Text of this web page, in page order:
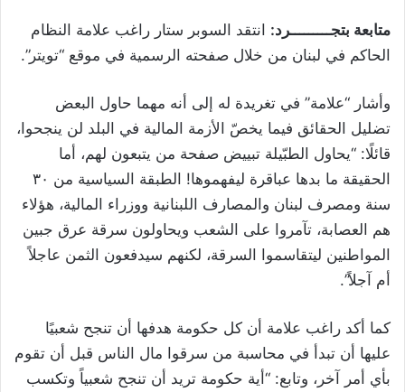
متابعة بتجـــــــــرد: انتقد السوبر ستار راغب علامة النظام
الحاكم في لبنان من خلال صفحته الرسمية في موقع “تويتر”.
وأشار “علامة” في تغريدة له إلى أنه مهما حاول البعض
تضليل الحقائق فيما يخصّ الأزمة المالية في البلد لن ينجحوا،
قائلًا: “يحاول الطبّيلة تبييض صفحة من يتبعون لهم، أما
الحقيقة ما بدها عباقرة ليفهموها! الطبقة السياسية من ٣٠
سنة ومصرف لبنان والمصارف اللبنانية ووزراء المالية، هؤلاء
هم العصابة، تآمروا على الشعب ويحاولون سرقة عرق جبين
المواطنين ليتقاسموا السرقة، لكنهم سيدفعون الثمن عاجلاً
أم آجلاً”.
كما أكد راغب علامة أن كل حكومة هدفها أن تنجح شعبيًا
عليها أن تبدأ في محاسبة من سرقوا مال الناس قبل أن تقوم
بأي أمر آخر، وتابع: “أية حكومة تريد أن تنجح شعبياً وتكسب